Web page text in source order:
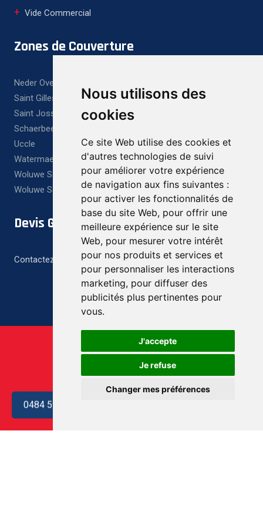
Nous utilisons des
cookies
Ce site Web utilise des cookies et
d'autres technologies de suivi
pour améliorer votre expérience
de navigation aux fins suivantes :
pour activer les fonctionnalités de
base du site Web, pour offrir une
meilleure expérience sur le site
Web, pour mesurer votre intérêt
pour nos produits et services et
pour personnaliser les interactions
marketing, pour diffuser des
publicités plus pertinentes pour
vous.
J'accepte
Je refuse
Changer mes préférences
0484 59 07 89
Vide Commercial
Zones de Couverture
Neder Over Heembeek
Saint Gilles
Saint Josse Ten Noode
Schaerbeek
Uccle
Watermael Boitsfort
Woluwe Saint Lambert
Woluwe Saint Pierre
Devis Gratuit
Contactez-nous pour un devis gratuit et personnalisé